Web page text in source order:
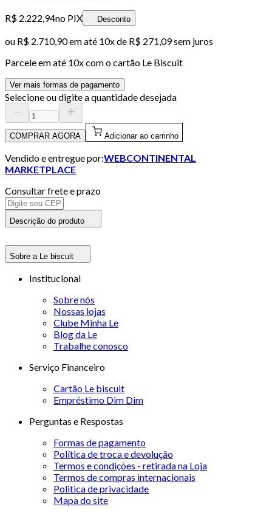
R$ 2.222,94no PIX Desconto
ou R$ 2.710,90em até 10x de R$ 271,09 sem juros
Parcele em até 10x com o cartão Le Biscuit
Ver mais formas de pagamento
Selecione ou digite a quantidade desejada
COMPRAR AGORA Adicionar ao carrinho
Vendido e entregue por:WEBCONTINENTAL
MARKETPLACE
Consultar frete e prazo
Descrição do produto
Sobre a Le biscuit
Institucional
Sobre nós
Nossas lojas
Clube Minha Le
Blog da Le
Trabalhe conosco
Serviço Financeiro
Cartão Le biscuit
Empréstimo Dim Dim
Perguntas e Respostas
Formas de pagamento
Política de troca e devolução
Termos e condições - retirada na Loja
Termos de compras internacionais
Politica de privacidade
Mapa do site